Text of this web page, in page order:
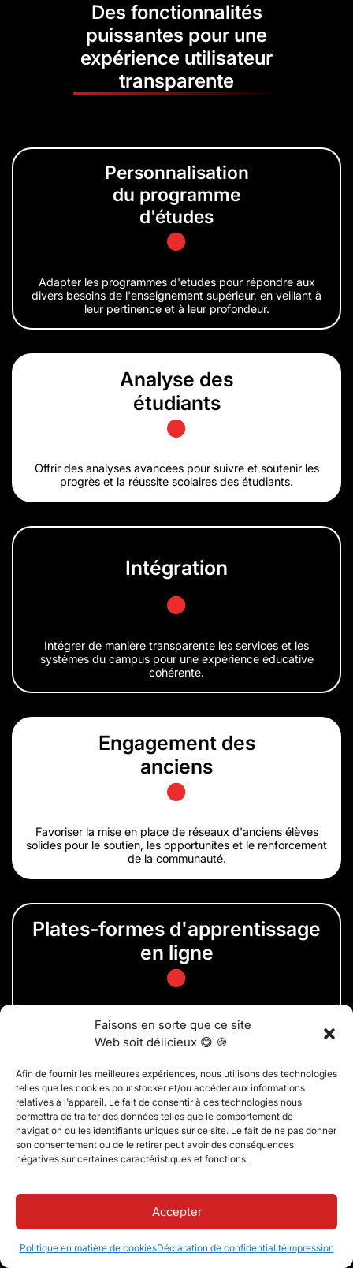
Faisons en sorte que ce site
Web soit délicieux 😋 🍪
Afin de fournir les meilleures expériences, nous utilisons des technologies
telles que les cookies pour stocker et/ou accéder aux informations
relatives à l'appareil. Le fait de consentir à ces technologies nous
permettra de traiter des données telles que le comportement de
navigation ou les identifiants uniques sur ce site. Le fait de ne pas donner
son consentement ou de le retirer peut avoir des conséquences
négatives sur certaines caractéristiques et fonctions.
Accepter
Politique en matière de cookiesDéclaration de confidentialitéImpression
Des fonctionnalités
puissantes pour une
expérience utilisateur
transparente
Personnalisation
du programme
d'études
Adapter les programmes d'études pour répondre aux
divers besoins de l'enseignement supérieur, en veillant à
leur pertinence et à leur profondeur.
Analyse des
étudiants
Offrir des analyses avancées pour suivre et soutenir les
progrès et la réussite scolaires des étudiants.
Intégration
Intégrer de manière transparente les services et les
systèmes du campus pour une expérience éducative
cohérente.
Engagement des
anciens
Favoriser la mise en place de réseaux d'anciens élèves
solides pour le soutien, les opportunités et le renforcement
de la communauté.
Plates-formes d'apprentissage
en ligne
Fournir des options d'apprentissage en ligne dynamiques
pour plus de flexibilité et d'accessibilité.
Gestion de
l'accréditation
Maintenir et gérer les normes d'accréditation afin de
préserver l'intégrité et la qualité de l'enseignement.